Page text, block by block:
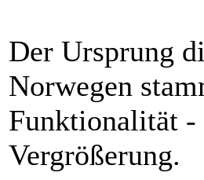
Der Ursprung
Norwegen
Funktionalität -
Vergrößerung.